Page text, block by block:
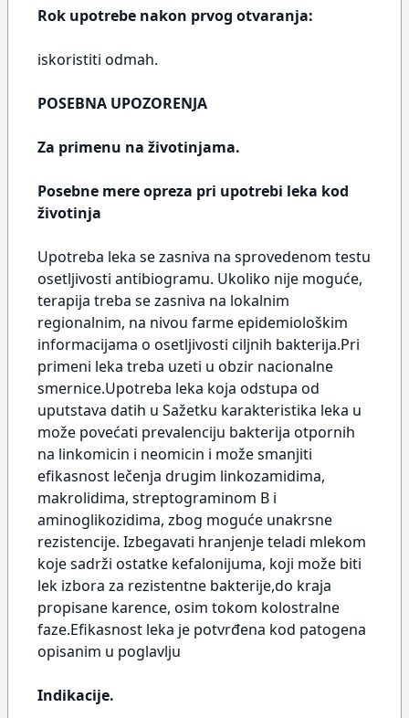
Rok upotrebe nakon prvog otvaranja:
iskoristiti odmah.
POSEBNA UPOZORENJA
Za primenu na životinjama.
Posebne mere opreza pri upotrebi leka kod
životinja
Upotreba leka se zasniva na sprovedenom testu
osetljivosti antibiogramu. Ukoliko nije moguće,
terapija treba se zasniva na lokalnim
regionalnim, na nivou farme epidemiološkim
informacijama o osetljivosti ciljnih bakterija.Pri
primeni leka treba uzeti u obzir nacionalne
smernice.Upotreba leka koja odstupa od
uputstava datih u Sažetku karakteristika leka u
može povećati prevalenciju bakterija otpornih
na linkomicin i neomicin i može smanjiti
efikasnost lečenja drugim linkozamidima,
makrolidima, streptograminom B i
aminoglikozidima, zbog moguće unakrsne
rezistencije. Izbegavati hranjenje teladi mlekom
koje sadrži ostatke kefalonijuma, koji može biti
lek izbora za rezistentne bakterije,do kraja
propisane karence, osim tokom kolostralne
faze.Efikasnost leka je potvrđena kod patogena
opisanim u poglavlju
Indikacije.